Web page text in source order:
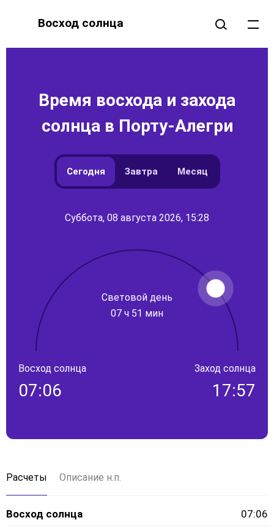
Восход солнца
Время восхода и захода
солнца в Порту-Алегри
Сегодня Завтра Месяц
Суббота, 08 августа 2026, 15:28
Световой день
07 ч 51 мин
Восход солнца
07:06
Заход солнца
17:57
Расчеты Описание н.п.
Восход солнца
07:06